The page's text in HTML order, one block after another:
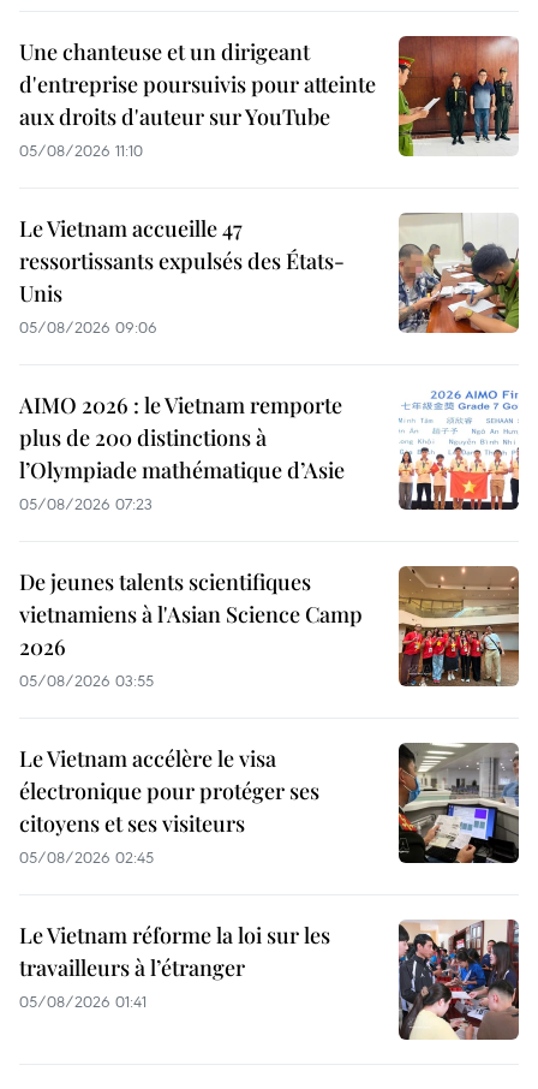
Une chanteuse et un dirigeant
d'entreprise poursuivis pour atteinte
aux droits d'auteur sur YouTube
05/08/2026 11:10
Le Vietnam accueille 47
ressortissants expulsés des États-
Unis
05/08/2026 09:06
AIMO 2026 : le Vietnam remporte
plus de 200 distinctions à
l’Olympiade mathématique d’Asie
05/08/2026 07:23
De jeunes talents scientifiques
vietnamiens à l'Asian Science Camp
2026
05/08/2026 03:55
Le Vietnam accélère le visa
électronique pour protéger ses
citoyens et ses visiteurs
05/08/2026 02:45
Le Vietnam réforme la loi sur les
travailleurs à l’étranger
05/08/2026 01:41